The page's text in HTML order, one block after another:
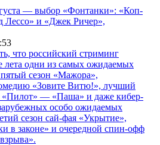
— выбор «Фонтанки»: «Коп-
Лессо» и «Джек Ричер»,
что российский стриминг
лета одни из самых ожидаемых
пятый сезон «Мажора»,
«Зовите Витю!», лучший
«Пилот» — «Паша» и даже кибер-
особо ожидаемых
сезон сай-фая «Укрытие»,
в законе» и очередной спин-офф